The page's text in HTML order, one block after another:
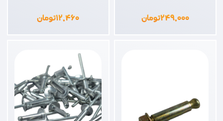
۲۴۹,۰۰۰تومان ۱۲,۴۶۰تومان